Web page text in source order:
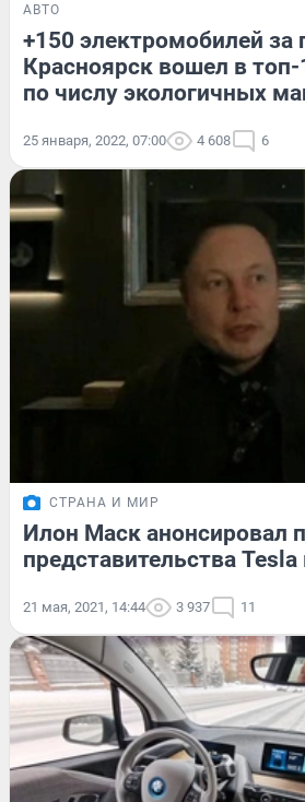
АВТО
+150 электромобилей за
Красноярск вошел в топ-
по числу экологичных
25 января, 2022, 07:00 4 608 6
СТРАНА И МИР
Илон Маск анонсировал
представительства
21 мая, 2021, 14:44 3 937 11